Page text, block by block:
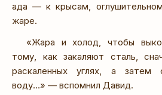
ада — к крысам,
жаре.
«Жара и холод, чтобы
тому, как закаляют сталь,
раскаленных углях, а затем
воду…» — вспомнил Давид.